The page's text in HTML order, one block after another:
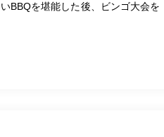
BBQを堪能した後、ビンゴ大会を